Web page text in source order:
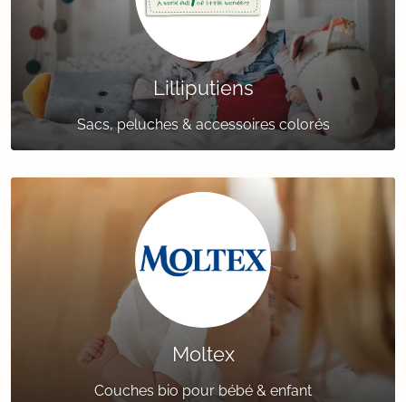
Lilliputiens
Sacs, peluches & accessoires colorés
Moltex
Couches bio pour bébé & enfant